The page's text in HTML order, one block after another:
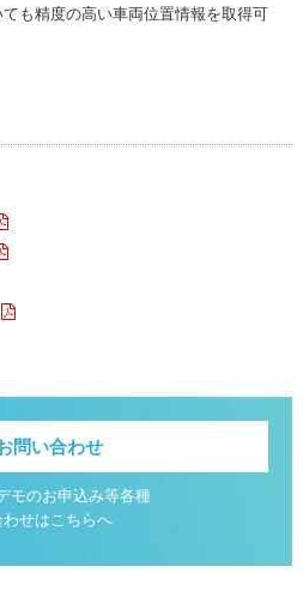
も精度の高い車両位置情報を取得可
問い合わせ
モのお申込み等各種
せはこちらへ